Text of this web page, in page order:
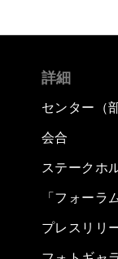
詳細
センター（
会合
ステークホ
「フォーラ
プレスリリ